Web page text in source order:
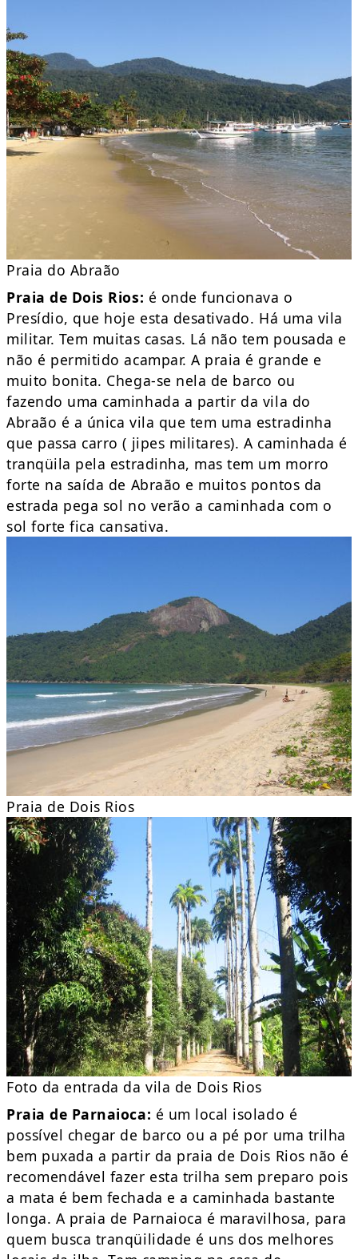
Praia do Abraão
Praia de Dois Rios: é onde funcionava o
Presídio, que hoje esta desativado. Há uma vila
militar. Tem muitas casas. Lá não tem pousada e
não é permitido acampar. A praia é grande e
muito bonita. Chega-se nela de barco ou
fazendo uma caminhada a partir da vila do
Abraão é a única vila que tem uma estradinha
que passa carro ( jipes militares). A caminhada é
tranqüila pela estradinha, mas tem um morro
forte na saída de Abraão e muitos pontos da
estrada pega sol no verão a caminhada com o
sol forte fica cansativa.
Praia de Dois Rios
Foto da entrada da vila de Dois Rios
Praia de Parnaioca: é um local isolado é
possível chegar de barco ou a pé por uma trilha
bem puxada a partir da praia de Dois Rios não é
recomendável fazer esta trilha sem preparo pois
a mata é bem fechada e a caminhada bastante
longa. A praia de Parnaioca é maravilhosa, para
quem busca tranqüilidade é uns dos melhores